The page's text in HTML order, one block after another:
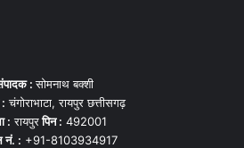
:सोमनाथ बक्शी
: चंगोराभाटा, रायपुर छत्तीसगढ़
: रायपुरपिन : 492001
नं. : +91-8103934917